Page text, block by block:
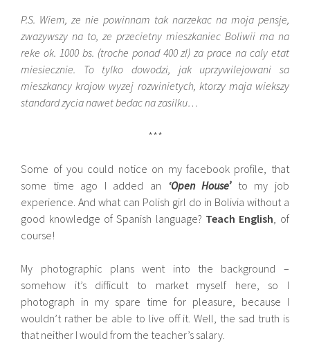
P.S. Wiem, ze nie powinnam tak narzekac na moja pensje,
zwazywszy na to, ze przecietny mieszkaniec Boliwii ma na
reke ok. 1000 bs. (troche ponad 400 zl) za prace na caly etat
miesiecznie. To tylko dowodzi, jak uprzywilejowani sa
mieszkancy krajow wyzej rozwinietych, ktorzy maja wiekszy
standard zycia nawet bedac na zasilku…
***
Some of you could notice on my facebook profile, that
some time ago I added an ‘Open House’ to my job
experience. And what can Polish girl do in Bolivia without a
good knowledge of Spanish language? Teach English, of
course!
My photographic plans went into the background –
somehow it’s difficult to market myself here, so I
photograph in my spare time for pleasure, because I
wouldn’t rather be able to live off it. Well, the sad truth is
that neither I would from the teacher’s salary.